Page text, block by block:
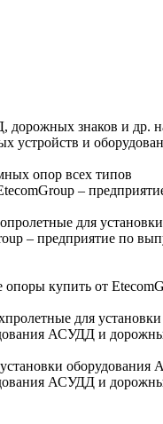
знаков и др.
устройств и
опор всех типов
–
для
– предприятие по
купить от
для
АСУДД и
АСУДД и